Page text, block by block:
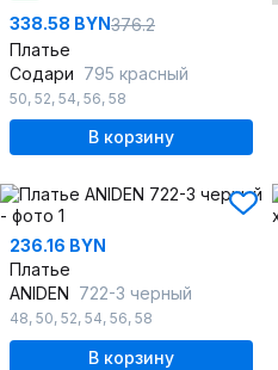
338.58 BYN376.2
Платье
Содари 795 красный
50, 52, 54, 56, 58
В корзину
236.16 BYN
Платье
ANIDEN 722-3 черный
48, 50, 52, 54, 56, 58
В корзину